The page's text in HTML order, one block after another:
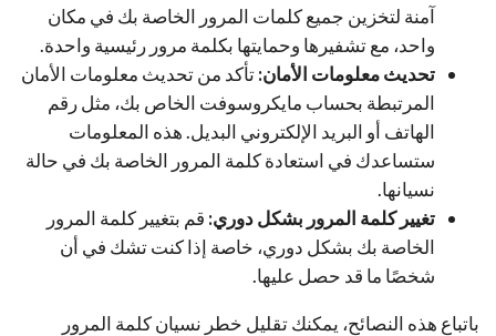
آمنة لتخزين جميع كلمات المرور الخاصة بك في مكان
واحد، مع تشفيرها وحمايتها بكلمة مرور رئيسية واحدة.
تحديث معلومات الأمان:تأكد من تحديث معلومات الأمان
المرتبطة بحساب مايكروسوفت الخاص بك، مثل رقم
الهاتف أو البريد الإلكتروني البديل. هذه المعلومات
ستساعدك في استعادة كلمة المرور الخاصة بك في حالة
نسيانها.
تغيير كلمة المرور بشكل دوري: قم بتغيير كلمة المرور
الخاصة بك بشكل دوري، خاصة إذا كنت تشك في أن
شخصًا ما قد حصل عليها.
باتباع هذه النصائح، يمكنك تقليل خطر نسيان كلمة المرور